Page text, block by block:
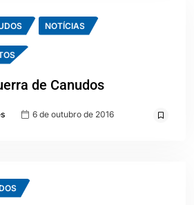
NOTÍCIAS
de Canudos
6 de outubro de 2016